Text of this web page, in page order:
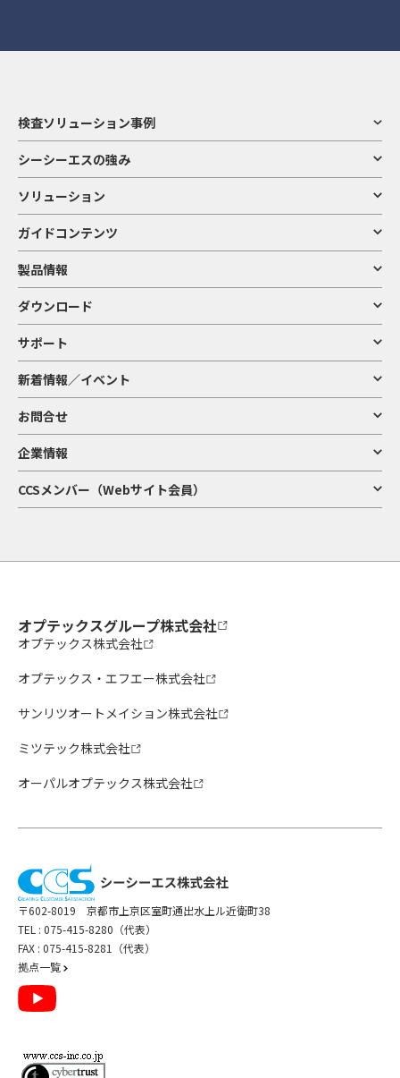
検査ソリューション事例
シーシーエスの強み
ソリューション
ガイドコンテンツ
製品情報
ダウンロード
サポート
新着情報／イベント
お問合せ
企業情報
CCSメンバー（Webサイト会員）
オプテックスグループ株式会社
オプテックス株式会社
オプテックス・エフエー株式会社
サンリツオートメイション株式会社
ミツテック株式会社
オーパルオプテックス株式会社
〒602-8019 京都市上京区室町通出水上ル近衛町38
TEL : 075-415-8280（代表）
FAX : 075-415-8281（代表）
拠点一覧